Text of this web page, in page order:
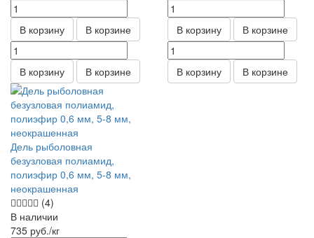
В корзину В корзине
В корзину В корзине
В корзину В корзине
В корзину В корзине
Дель рыболовная
безузловая полиамид,
полиэфир 0,6 мм, 5-8 мм,
неокрашенная
(4)
В наличии
735 руб./кг